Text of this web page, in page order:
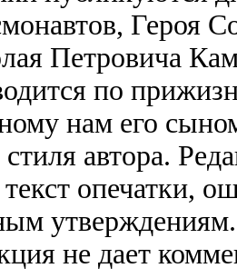
Героя
Петровича
по
нам его
автора.
опечатки,
не дает